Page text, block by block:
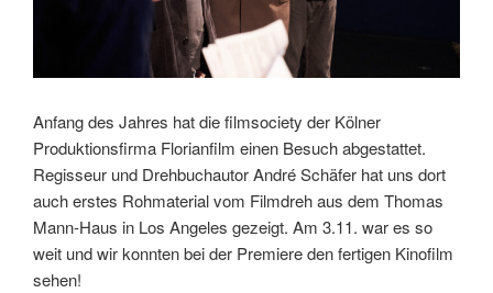
Anfang des Jahres hat die filmsociety der Kölner
Produktionsfirma Florianfilm einen Besuch abgestattet.
Regisseur und Drehbuchautor André Schäfer hat uns dort
auch erstes Rohmaterial vom Filmdreh aus dem Thomas
Mann-Haus in Los Angeles gezeigt. Am 3.11. war es so
weit und wir konnten bei der Premiere den fertigen Kinofilm
sehen!